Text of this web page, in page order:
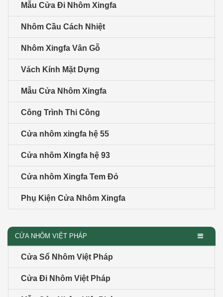
Mẫu Cửa Đi Nhôm Xingfa
Nhôm Cầu Cách Nhiệt
Nhôm Xingfa Vân Gỗ
Vách Kính Mặt Dựng
Mẫu Cửa Nhôm Xingfa
Công Trình Thi Công
Cửa nhôm xingfa hệ 55
Cửa nhôm Xingfa hệ 93
Cửa nhôm Xingfa Tem Đỏ
Phụ Kiện Cửa Nhôm Xingfa
CỬA NHÔM VIỆT PHÁP
Cửa Sổ Nhôm Việt Pháp
Cửa Đi Nhôm Việt Pháp